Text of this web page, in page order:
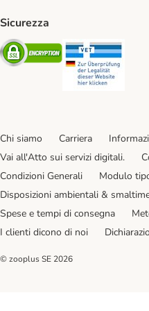
Sicurezza
Security
Chi siamo Carriera
Vai all'Atto sui servizi digitali.
Condizioni Generali
Modulo
Disposizioni ambientali &
Spese e tempi di consegna
I clienti dicono di noi
© zooplus SE 2026